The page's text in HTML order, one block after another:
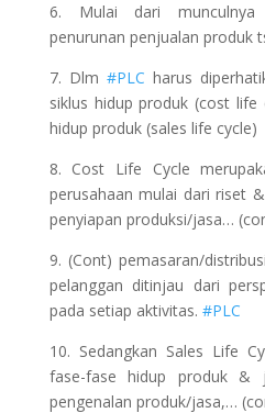
6. Mulai dari
penurunan penjualan produk
7. Dlm #PLC harus
siklus hidup produk (cost life
hidup produk (sales life cycle)
8. Cost Life Cycle
perusahaan mulai dari riset
penyiapan produksi/jasa…
9. (Cont) pemasaran/
pelanggan ditinjau dari
pada setiap aktivitas. #PLC
10. Sedangkan Sales Life
fase-fase hidup produk
pengenalan produk/jasa,…